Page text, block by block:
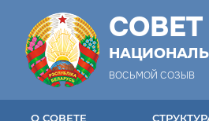
ВОСЬМОЙ СОЗЫВ
О СОВЕТЕ